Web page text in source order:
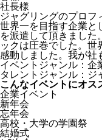
社長様
ジャグリングのプロフ
世界一を目指す企業と
を派遣して頂きました
ックは圧巻でした。世
感動しました。我が社
イベントジャンル：企
タレントジャンル：ジ
こんなイベントにオス
企業イベント
新年会
忘年会
高校・大学の学園祭
結婚式